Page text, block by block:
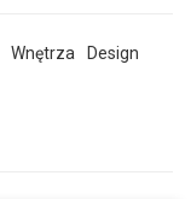
Wnętrza
Design